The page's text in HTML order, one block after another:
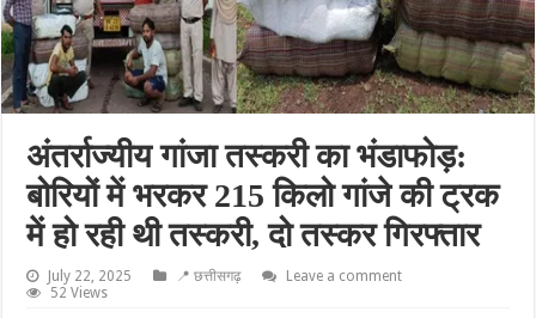
अंतर्राज्यीय गांजा तस्करी का भंडाफोड़:
बोरियों में भरकर 215 किलो गांजे की ट्रक
में हो रही थी तस्करी, दो तस्कर गिरफ्तार
July 22, 2025 📍 छत्तीसगढ़
Leave a comment
52 Views